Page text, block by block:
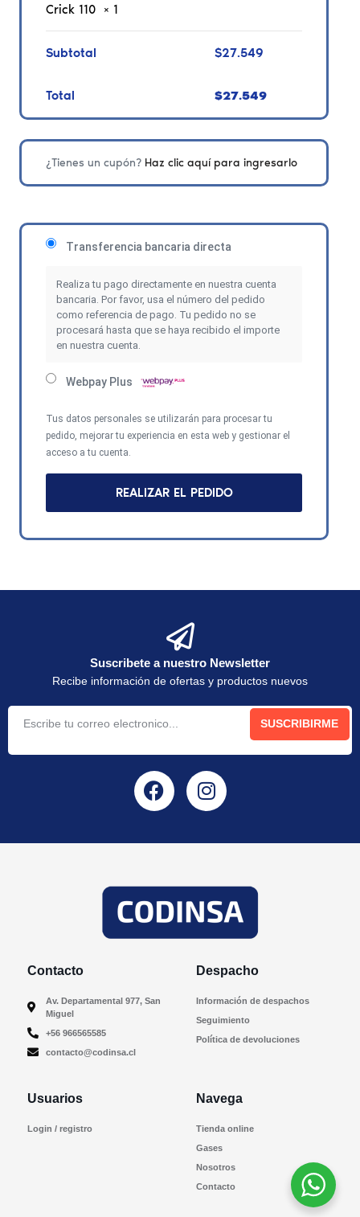
Crick 110 × 1
Subtotal $27.549
Total $27.549
¿Tienes un cupón? Haz clic aquí para ingresarlo
Transferencia bancaria directa
Realiza tu pago directamente en nuestra cuenta
bancaria. Por favor, usa el número del pedido
como referencia de pago. Tu pedido no se
procesará hasta que se haya recibido el importe
en nuestra cuenta.
Webpay Plus
Tus datos personales se utilizarán para procesar tu
pedido, mejorar tu experiencia en esta web y gestionar el
acceso a tu cuenta.
REALIZAR EL PEDIDO
Suscribete a nuestro Newsletter
Recibe información de ofertas y productos nuevos
SUSCRIBIRME
Contacto
Av. Departamental 977, San
Miguel
+56 966565585
contacto@codinsa.cl
Despacho
Información de despachos
Seguimiento
Política de devoluciones
Usuarios
Login / registro
Navega
Tienda online
Gases
Nosotros
Contacto